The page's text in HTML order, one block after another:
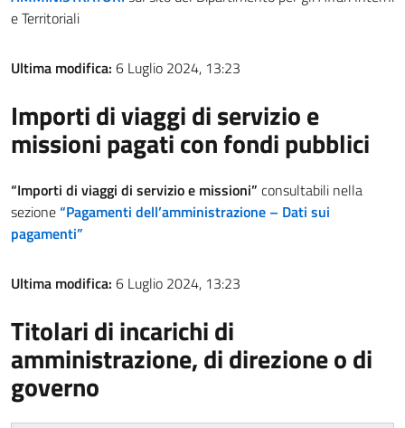
e Territoriali
Ultima modifica: 6 Luglio 2024, 13:23
Importi di viaggi di servizio e
missioni pagati con fondi pubblici
“Importi di viaggi di servizio e missioni” consultabili nella
sezione“Pagamenti dell’amministrazione – Dati sui
pagamenti”
Ultima modifica: 6 Luglio 2024, 13:23
Titolari di incarichi di
amministrazione, di direzione o di
governo